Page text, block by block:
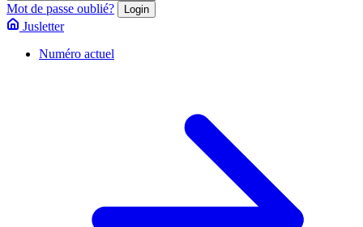
Mot de passe oublié?
Jusletter
Numéro actuel